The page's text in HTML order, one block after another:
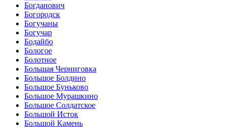
Богданович
Богородск
Богучаны
Богучар
Бодайбо
Бологое
Болотное
Большая Черниговка
Большое Болдино
Большое Буньково
Большое Мурашкино
Большое Солдатское
Большой Исток
Большой Камень